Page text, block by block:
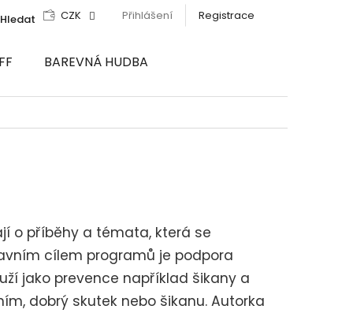
CZK Přihlášení Registrace
Hledat
BAREVNÁ HUDBA
o příběhy a témata, která se
cílem programů je podpora
jako prevence například šikany a
dobrý skutek nebo šikanu. Autorka